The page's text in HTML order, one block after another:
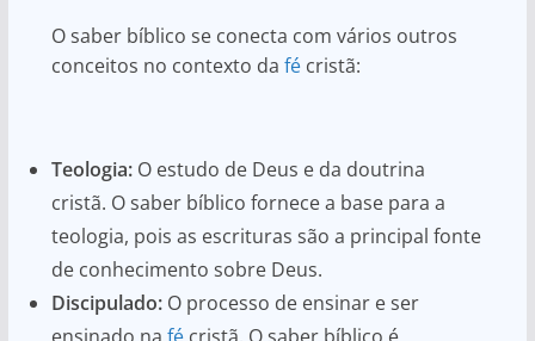
O saber bíblico se conecta com vários outros
conceitos no contexto da fécristã:
Teologia:O estudo de Deus e da doutrina
cristã. O saber bíblico fornece a base para a
teologia, pois as escrituras são a principal fonte
de conhecimento sobre Deus.
Discipulado:O processo de ensinar e ser
ensinado na fécristã. O saber bíblico é